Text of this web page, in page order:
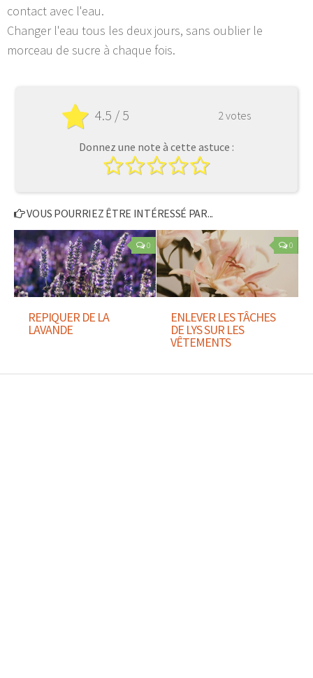
contact avec l'eau.
Changer l'eau tous les deux jours, sans oublier le
morceau de sucre à chaque fois.
4.5 / 5 2 votes
Donnez une note à cette astuce :
VOUS POURRIEZ ÊTRE INTÉRESSÉ PAR...
0
REPIQUER DE LA
LAVANDE
0
ENLEVER LES TÂCHES
DE LYS SUR LES
VÊTEMENTS